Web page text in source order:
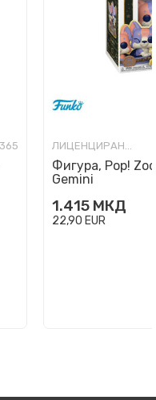
ЛИЦЕНЦИРАНИ ФИГУРИ И СЕТОВИ
Фигура, Pop!
Gemini
1.415 МКД
22,90 EUR